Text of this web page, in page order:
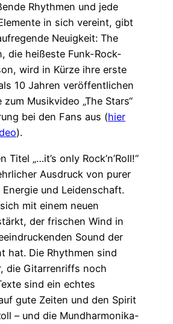
Rhythmen und jede
in sich vereint, gibt
Neuigkeit: The
die heißeste Funk-Rock-
wird in Kürze ihre erste
10 Jahren veröffentlichen
zum Musikvideo „The Stars“
bei den Fans aus (hier
).
Titel „…it’s only Rock’n’Roll!“
Ausdruck von purer
und Leidenschaft.
mit einem neuen
der frischen Wind in
Sound der
hat. Die Rhythmen sind
die Gitarrenriffs noch
sind ein echtes
gute Zeiten und den Spirit
– und die Mundharmonika-